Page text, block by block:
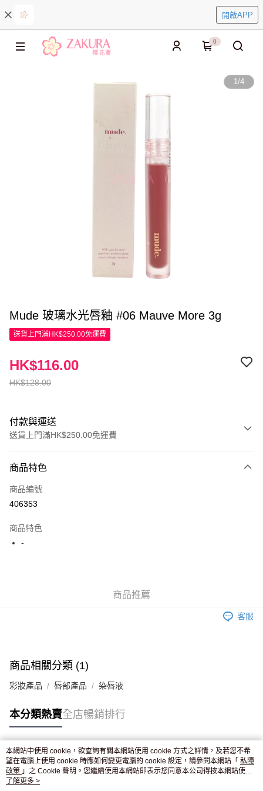
開啟APP
0
1/4
Mude 玻璃水光唇釉 #06 Mauve More 3g
送貨上門滿HK$250.00免運費
HK$128.00
HK$116.00
付款與運送
送貨上門滿HK$250.00免運費
信用卡
Apple Pay
JD京東物流，訂單確認發貨後2-4個工作天送達
商品特色
商品編號
406353
商品特色
-
商品推薦
客服
商品相關分類 (1)
彩妝產品 唇部產品 染唇液
本分類熱賣全店暢銷排行
熱門標籤
熱銷排行
本網站中使用 cookie，欲查詢有關本網站使用 cookie 方式之詳情，及若您不希
望在電腦上使用 cookie 時應如何變更電腦的 cookie 設定，請參閱本網站「 私隱
政策 」之 Cookie 聲明。您繼續使用本網站即表示您同意本公司得按本網站使用
條款之 Cookie 聲明使用 cookie。
了解更多 >